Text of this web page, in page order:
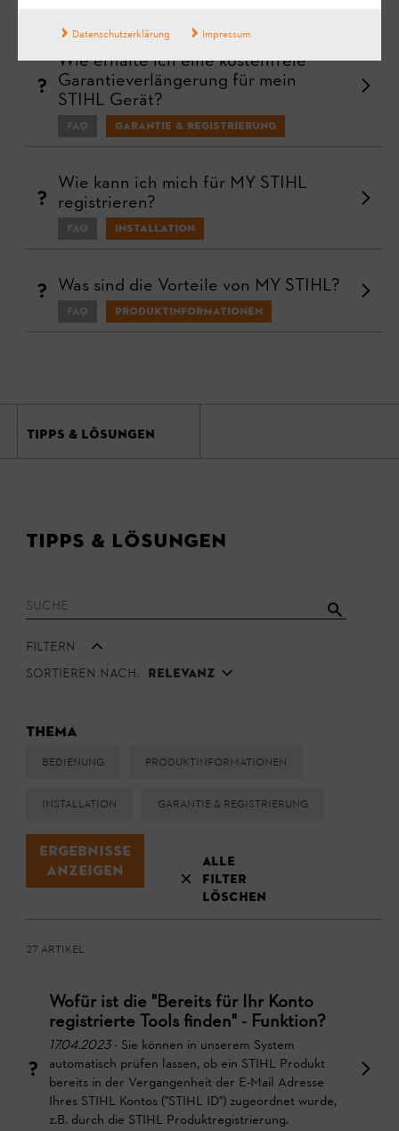
Wie erhalte ich eine kostenfreie
Garantieverlängerung für mein
STIHL Gerät?
FAQ Garantie & Registrierung
Wie kann ich mich für MY STIHL
registrieren?
FAQ Installation
Was sind die Vorteile von MY STIHL?
FAQ Produktinformationen
TIPPS & LÖSUNGEN
Tipps & Lösungen
Filtern
Sortieren nach:
Relevanz
Thema
Bedienung Produktinformationen
Installation Garantie & Registrierung
Ergebnisse
Anzeigen
Alle
Filter
löschen
27 Artikel
Wofür ist die "Bereits für Ihr Konto
registrierte Tools finden" - Funktion?
17.04.2023- Sie können in unserem System
automatisch prüfen lassen, ob ein STIHL Produkt
bereits in der Vergangenheit der E-Mail Adresse
Ihres STIHL Kontos ("STIHL ID") zugeordnet wurde,
z.B. durch die STIHL Produktregistrierung.
Datenschutzerklärung Impressum